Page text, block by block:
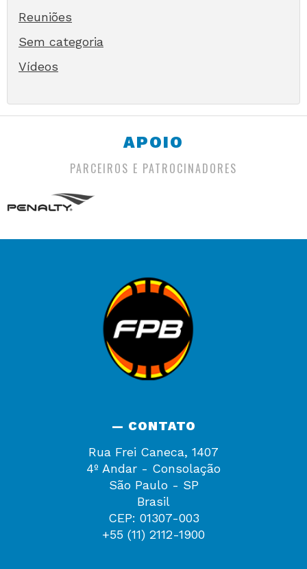
Reuniões
Sem categoria
Vídeos
APOIO
PARCEIROS E PATROCINADORES
— CONTATO
Rua Frei Caneca, 1407
4º Andar - Consolação
São Paulo - SP
Brasil
CEP: 01307-003
+55 (11) 2112-1900